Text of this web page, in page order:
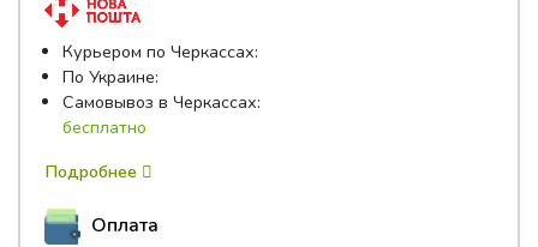
Курьером по Черкассах:
По Украине:
Самовывоз в Черкассах:
бесплатно
Подробнее
Оплата